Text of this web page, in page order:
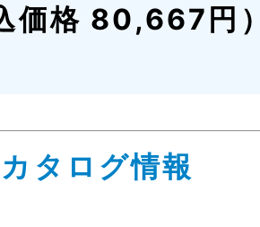
価格 80,667円）
カタログ情報